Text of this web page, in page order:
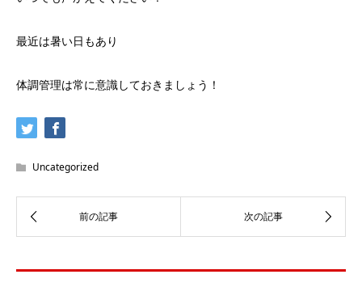
最近は暑い日もあり
体調管理は常に意識しておきましょう！
Uncategorized